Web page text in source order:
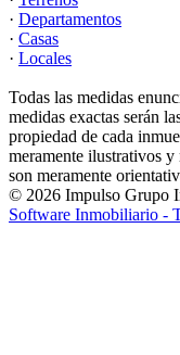
· Departamentos
· Casas
· Locales
Todas las medidas
medidas exactas serán
propiedad de cada
meramente ilustrativos
son meramente
© 2026 Impulso Grupo
Software Inmobiliario -